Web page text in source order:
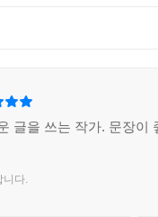
가 깊은 싸움이다.
스 제도화를 앞다퉈
활동지원서비스 시범사
운동의 대표적 인물로
위 사무국장을 맡으면
지역에서 활동지원
글을 쓰는 작가. 문장이
니다.